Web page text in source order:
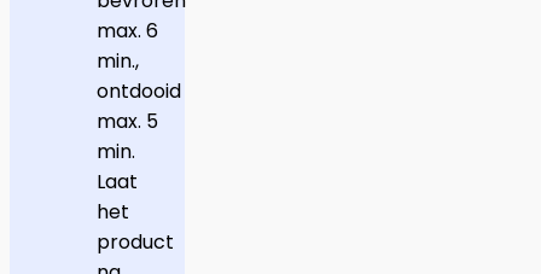
max. 6
min.,
ontdooid
max. 5
min.
Laat
het
product